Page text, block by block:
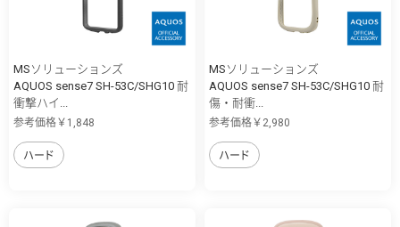
MSソリューションズ
AQUOS sense7 SH-53C/SHG10 耐
衝撃ハイ...
参考価格￥1,848
ハード
MSソリューションズ
AQUOS sense7 SH-53C/SHG10 耐
傷・耐衝...
参考価格￥2,980
ハード